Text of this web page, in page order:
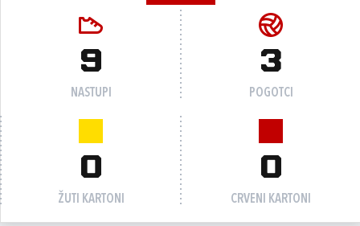
9
NASTUPI
3
POGOTCI
0
ŽUTI KARTONI
0
CRVENI KARTONI